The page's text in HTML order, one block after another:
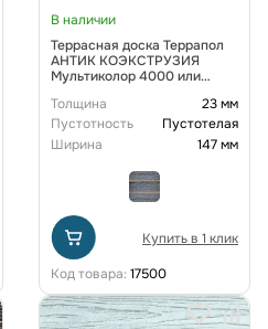
В наличии
Террасная доска Террапол
АНТИК КОЭКСТРУЗИЯ
Мультиколор 4000 или
Неаполь
Толщина
23 мм
Пустотность
Пустотелая
Ширина
147 мм
Купить в 1 клик
Код товара: 17500